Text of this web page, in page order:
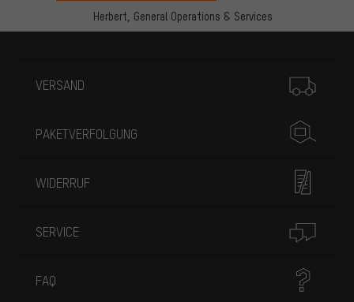
Herbert, General Operations & Services
VERSAND
PAKETVERFOLGUNG
WIDERRUF
SERVICE
FAQ